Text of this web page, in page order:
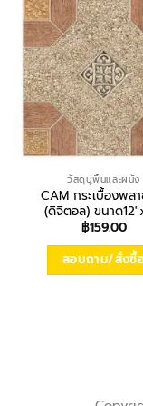
วัสดุปูพื้นและผนัง
CAM กระเบื้องพล
(ดิจิตอล) ขนาด
฿159.00
สอบถาม/สั่งซื้